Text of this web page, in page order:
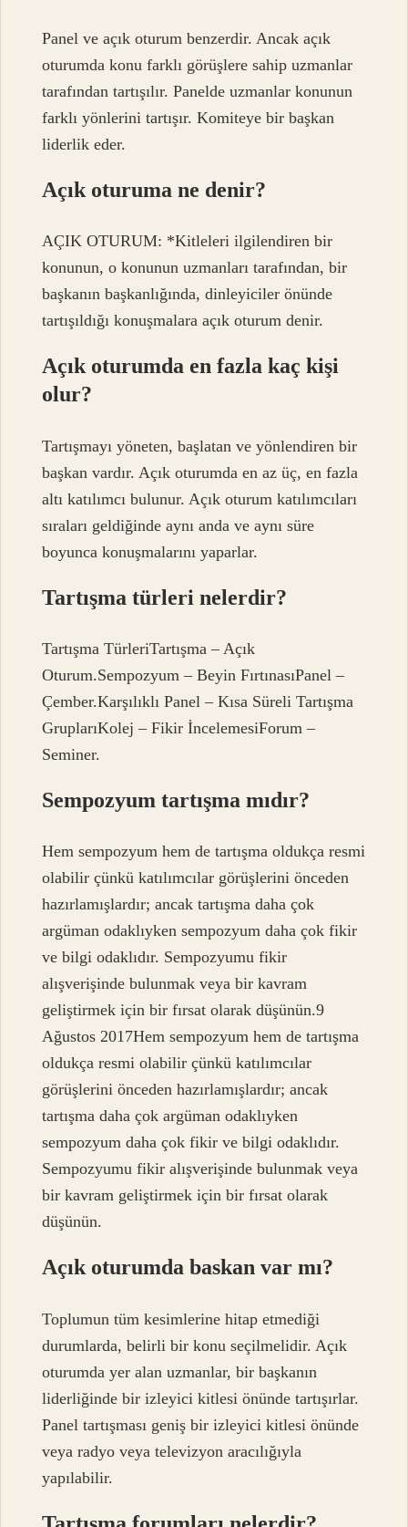
Panel ve açık oturum benzerdir. Ancak açık
oturumda konu farklı görüşlere sahip uzmanlar
tarafından tartışılır. Panelde uzmanlar konunun
farklı yönlerini tartışır. Komiteye bir başkan
liderlik eder.
Açık oturuma ne denir?
AÇIK OTURUM: *Kitleleri ilgilendiren bir
konunun, o konunun uzmanları tarafından, bir
başkanın başkanlığında, dinleyiciler önünde
tartışıldığı konuşmalara açık oturum denir.
Açık oturumda en fazla kaç kişi
olur?
Tartışmayı yöneten, başlatan ve yönlendiren bir
başkan vardır. Açık oturumda en az üç, en fazla
altı katılımcı bulunur. Açık oturum katılımcıları
sıraları geldiğinde aynı anda ve aynı süre
boyunca konuşmalarını yaparlar.
Tartışma türleri nelerdir?
Tartışma TürleriTartışma – Açık
Oturum.Sempozyum – Beyin FırtınasıPanel –
Çember.Karşılıklı Panel – Kısa Süreli Tartışma
GruplarıKolej – Fikir İncelemesiForum –
Seminer.
Sempozyum tartışma mıdır?
Hem sempozyum hem de tartışma oldukça resmi
olabilir çünkü katılımcılar görüşlerini önceden
hazırlamışlardır; ancak tartışma daha çok
argüman odaklıyken sempozyum daha çok fikir
ve bilgi odaklıdır. Sempozyumu fikir
alışverişinde bulunmak veya bir kavram
geliştirmek için bir fırsat olarak düşünün.9
Ağustos 2017Hem sempozyum hem de tartışma
oldukça resmi olabilir çünkü katılımcılar
görüşlerini önceden hazırlamışlardır; ancak
tartışma daha çok argüman odaklıyken
sempozyum daha çok fikir ve bilgi odaklıdır.
Sempozyumu fikir alışverişinde bulunmak veya
bir kavram geliştirmek için bir fırsat olarak
düşünün.
Açık oturumda baskan var mı?
Toplumun tüm kesimlerine hitap etmediği
durumlarda, belirli bir konu seçilmelidir. Açık
oturumda yer alan uzmanlar, bir başkanın
liderliğinde bir izleyici kitlesi önünde tartışırlar.
Panel tartışması geniş bir izleyici kitlesi önünde
veya radyo veya televizyon aracılığıyla
yapılabilir.